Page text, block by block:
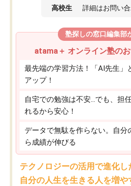
高校生 詳細はお問い
塾探しの窓口編集部
atama＋ オンライン塾の
最先端の学習方法！「AI先生」
アップ！
自宅での勉強は不安…でも、担
れるから安心！
データで無駄を作らない。自分
ら成績が伸びる
テクノロジーの活用で進化し
自分の人生を生きる人を増や